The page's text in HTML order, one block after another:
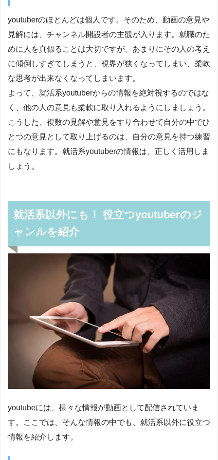
youtuberのほとんどは個人です。そのため、動画の意見や
見解には、チャンネル開設者の主観が入ります。就職のた
めに人を真似ることは大切ですが、あまりにその人の考え
に傾倒しすぎてしまうと、視界が狭くなってしまい、柔軟
な思考が出来なくなってしまいます。
よって、就活系youtuberからの情報を絶対視するのではな
く、他の人の意見も柔軟に取り入れるようにしましょう。
こうした、複数の見解や意見をすり合わせて自分の中でひ
とつの意見として取り上げるのは、自分の意見を持つ練習
にもなります。就活系youtuberの情報は、正しく活用しま
しょう。
就活系以外にも！ 役立つyoutuberのジ
ャンルを紹介
youtubeには、様々な情報が動画として配信されていま
す。ここでは、そんな情報の中でも、就活系以外に役立つ
情報を紹介します。